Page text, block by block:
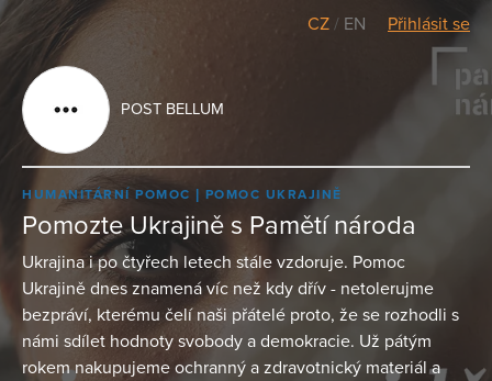
CZ / EN Přihlásit se
POST BELLUM
HUMANITÁRNÍ POMOC POMOC UKRAJINĚ
Pomozte Ukrajině s Pamětí národa
Ukrajina i po čtyřech letech stále vzdoruje. Pomoc
Ukrajině dnes znamená víc než kdy dřív - netolerujme
bezpráví, kterému čelí naši přátelé proto, že se rozhodli s
námi sdílet hodnoty svobody a demokracie. Už pátým
rokem nakupujeme ochranný a zdravotnický materiál a